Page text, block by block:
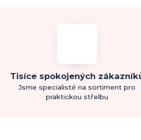
Tisíce spokojených
Jsme specialisté na sortiment pro
praktickou střelbu